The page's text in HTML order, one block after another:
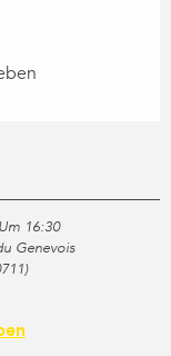
16:30
Genevois
)